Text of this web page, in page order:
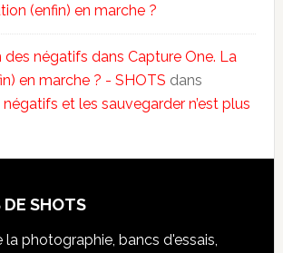
(enfin) en marche ?
des négatifs dans Capture One. La
en marche ? - SHOTS dans
et les sauvegarder n’est plus
DE SHOTS
photographie, bancs d'essais,